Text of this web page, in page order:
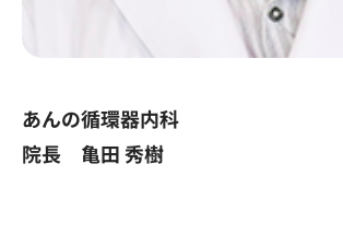
あんの循環器内科
院長 亀田 秀樹